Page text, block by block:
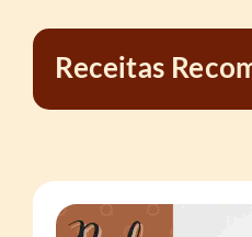
Receitas